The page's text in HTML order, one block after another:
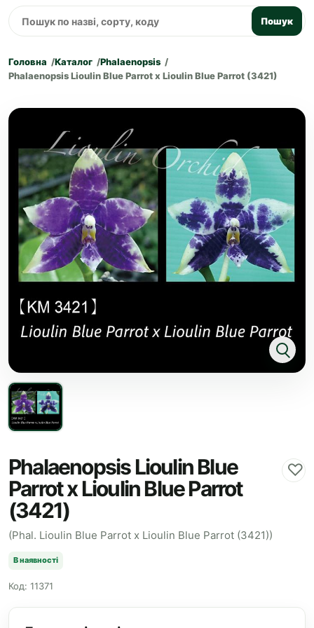
Пошук
Головна Каталог
Phalaenopsis
Phalaenopsis Lioulin Blue Parrot x Lioulin Blue Parrot (3421)
Phalaenopsis Lioulin Blue
Parrot x Lioulin Blue Parrot
(3421)
♡
(Phal. Lioulin Blue Parrot x Lioulin Blue Parrot (3421))
В наявності
Код: 11371